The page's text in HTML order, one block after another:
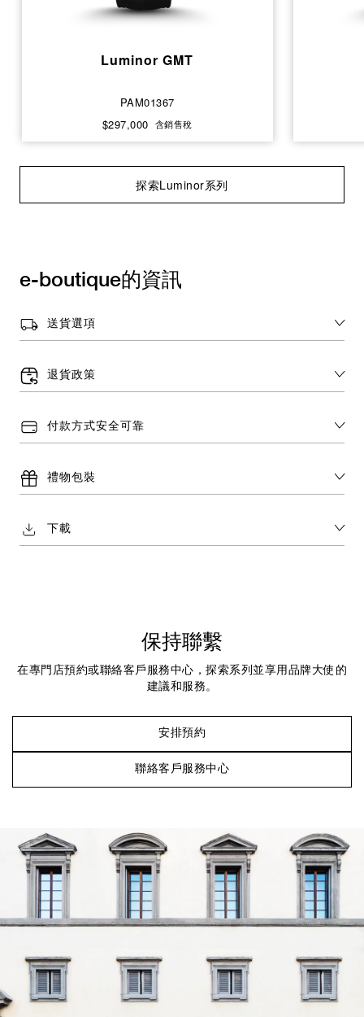
Luminor GMT
PAM01367
$297,000 含銷售稅
探索Luminor系列
e-boutique的資訊
送貨選項
退貨政策
付款方式安全可靠
禮物包裝
下載
保持聯繫
在專門店預約或聯絡客戶服務中心，探索系列並享用品牌大使的
建議和服務。
安排預約
聯絡客戶服務中心